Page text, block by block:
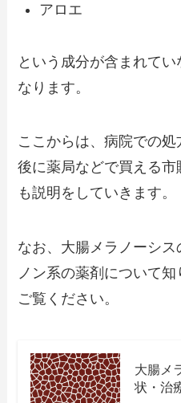
アロエ
という成分が含まれて
なります。
ここからは、病院での
後に薬局などで買える
も説明をしていきます。
なお、大腸メラノーシ
ノン系の薬剤について
ご覧ください。
大腸メ
状・治